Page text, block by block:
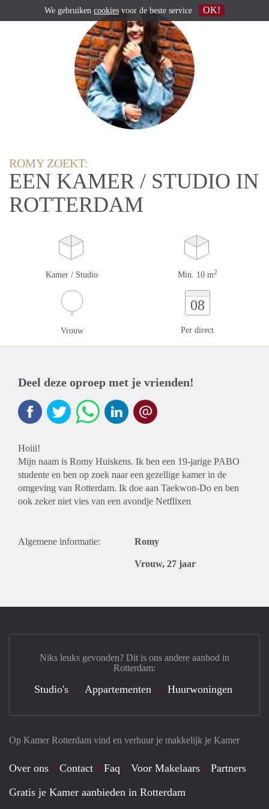
ROMY ZOEKT:
EEN KAMER / STUDIO IN
ROTTERDAM
Kamer / Studio Min. 10 m2
Vrouw
08
Per direct
Deel deze oproep met je vrienden!
Hoiii!
Mijn naam is Romy Huiskens. Ik ben een 19-jarige PABO
studente en ben op zoek naar een gezellige kamer in de
omgeving van Rotterdam. Ik doe aan Taekwon-Do en ben
ook zeker niet vies van een avondje Netflixen
Algemene informatie: Romy
Vrouw, 27 jaar
Op Kamer Rotterdam vind en verhuur je makkelijk je Kamer
Over ons Contact Faq Voor Makelaars
Partners
Gratis je Kamer aanbieden in Rotterdam
Niks leuks gevonden? Dit is ons andere aanbod in
Rotterdam:
Studio's Appartementen Huurwoningen
We gebruiken cookiesvoor de beste service OK!